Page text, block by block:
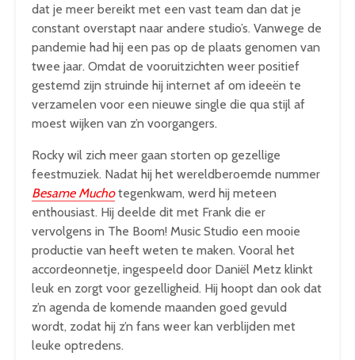
dat je meer bereikt met een vast team dan dat je
constant overstapt naar andere studio’s. Vanwege de
pandemie had hij een pas op de plaats genomen van
twee jaar. Omdat de vooruitzichten weer positief
gestemd zijn struinde hij internet af om ideeën te
verzamelen voor een nieuwe single die qua stijl af
moest wijken van z’n voorgangers.
Rocky wil zich meer gaan storten op gezellige
feestmuziek. Nadat hij het wereldberoemde nummer
Besame Mucho tegenkwam, werd hij meteen
enthousiast. Hij deelde dit met Frank die er
vervolgens in The Boom! Music Studio een mooie
productie van heeft weten te maken. Vooral het
accordeonnetje, ingespeeld door Daniël Metz klinkt
leuk en zorgt voor gezelligheid. Hij hoopt dan ook dat
z’n agenda de komende maanden goed gevuld
wordt, zodat hij z’n fans weer kan verblijden met
leuke optredens.